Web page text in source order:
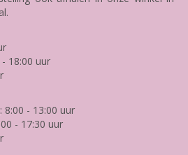
18:00 uur
- 13:00 uur
- 17:30 uur